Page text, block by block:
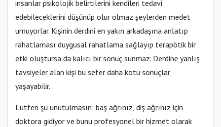
insanlar psikolojik belirtilerini kendileri tedavi
edebileceklerini düşünüp olur olmaz şeylerden medet
umuyorlar. Kişinin derdini en yakın arkadaşına anlatıp
rahatlaması duygusal rahatlama sağlayıp terapötik bir
etki oluştursa da kalıcı bir sonuç sunmaz. Derdine yanlış
tavsiyeler alan kişi bu sefer daha kötü sonuçlar
yaşayabilir.
Lütfen şu unutulmasın; baş ağrınız, diş ağrınız için
doktora gidiyor ve bunu profesyonel bir hizmet olarak